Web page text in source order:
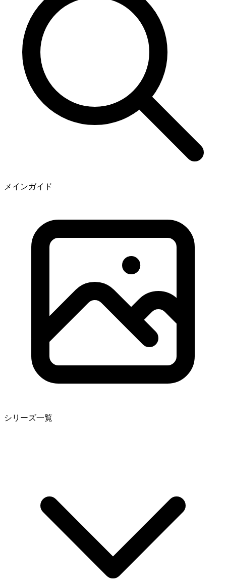
メインガイド
シリーズ一覧